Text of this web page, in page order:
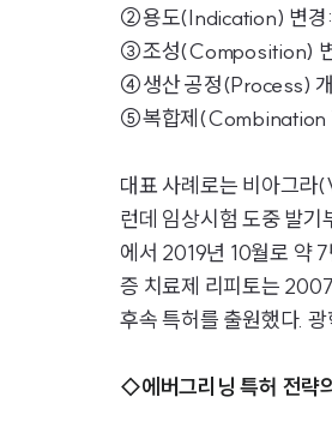
②용도(Indication) 변경:
③조성(Composition) 변
④생산 공정(Process) 개
⑤복합제(Combination
대표 사례로는 비아그라
런데 임상시험 도중 발
에서 2019년 10월로 약
증 치료제 리피토는
후속 특허를 출원했다.
◇에버그리닝 특허 전략